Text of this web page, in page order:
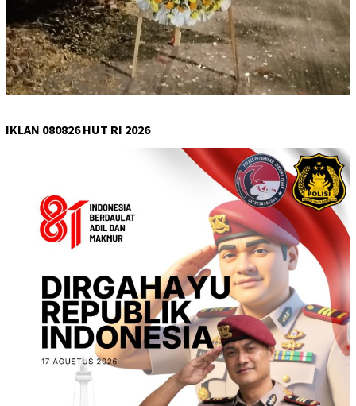
IKLAN 080826 HUT RI 2026